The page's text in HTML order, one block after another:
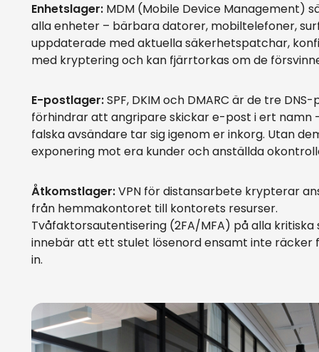
Enhetslager: MDM (Mobile Device Management)
alla enheter – bärbara datorer, mobiltelefoner,
uppdaterade med aktuella säkerhetspatchar,
med kryptering och kan fjärrtorkas om de
E-postlager:SPF, DKIM och DMARC är de tre
förhindrar att angripare skickar e-post i ert namn
falska avsändare tar sig igenom er inkorg. Utan
exponering mot era kunder och anställda
Åtkomstlager:VPN för distansarbete krypterar
från hemmakontoret till kontorets resurser.
Tvåfaktorsautentisering (2FA/MFA) på alla kritiska
innebär att ett stulet lösenord ensamt inte räcker
in.